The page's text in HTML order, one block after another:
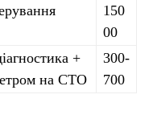
150
00
+
на СТО
300-
700